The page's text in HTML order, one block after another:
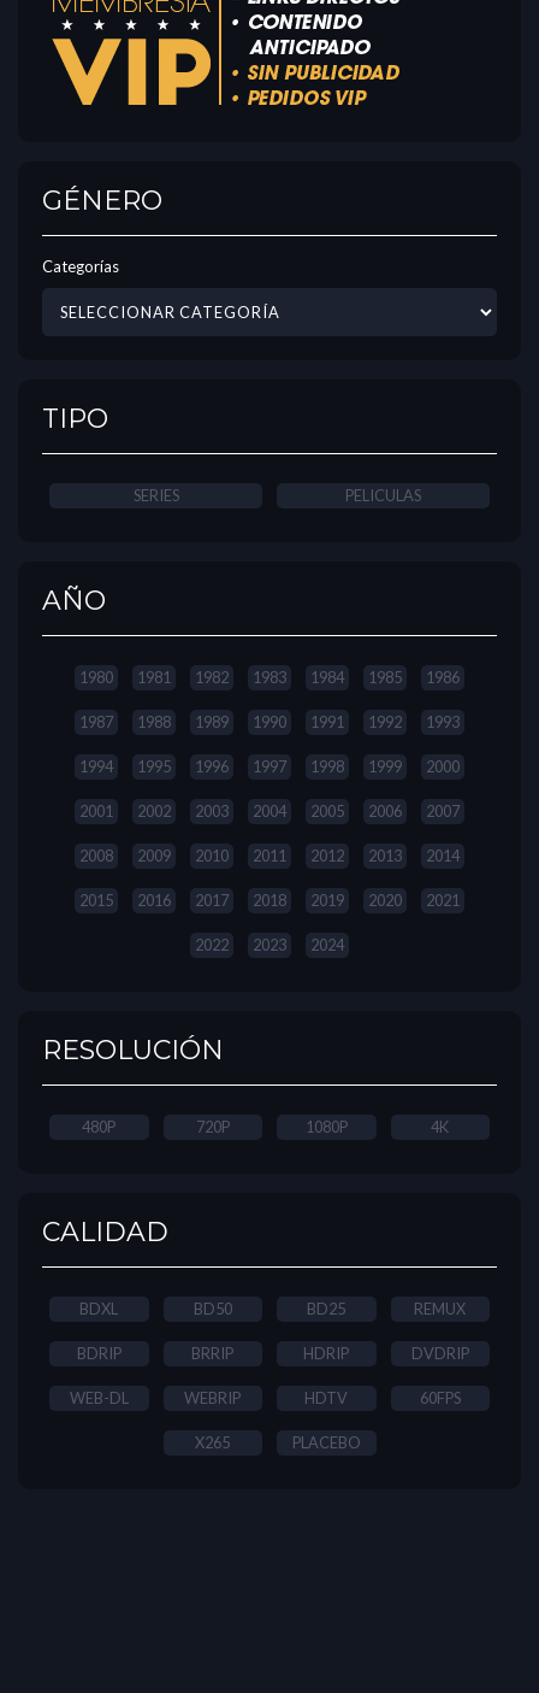
GÉNERO
Categorías
TIPO
SERIES PELICULAS
AÑO
1980 1981 1982 1983 1984 1985 1986
1987 1988 1989 1990 1991 1992 1993
1994 1995 1996 1997 1998 1999 2000
2001 2002 2003 2004 2005 2006 2007
2008 2009 2010 2011 2012 2013 2014
2015 2016 2017 2018 2019 2020 2021
2022 2023 2024
RESOLUCIÓN
480P 720P 1080P 4K
CALIDAD
BDXL BD50 BD25 REMUX
BDRIP BRRIP HDRIP DVDRIP
WEB-DL WEBRIP HDTV 60FPS
X265 PLACEBO